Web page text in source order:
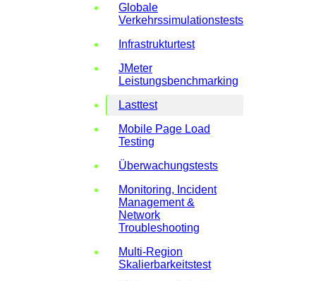
Globale
Verkehrssimulationstests
Infrastrukturtest
JMeter
Leistungsbenchmarking
Lasttest
Mobile Page Load
Testing
Überwachungstests
Monitoring, Incident
Management &
Network
Troubleshooting
Multi-Region
Skalierbarkeitstest